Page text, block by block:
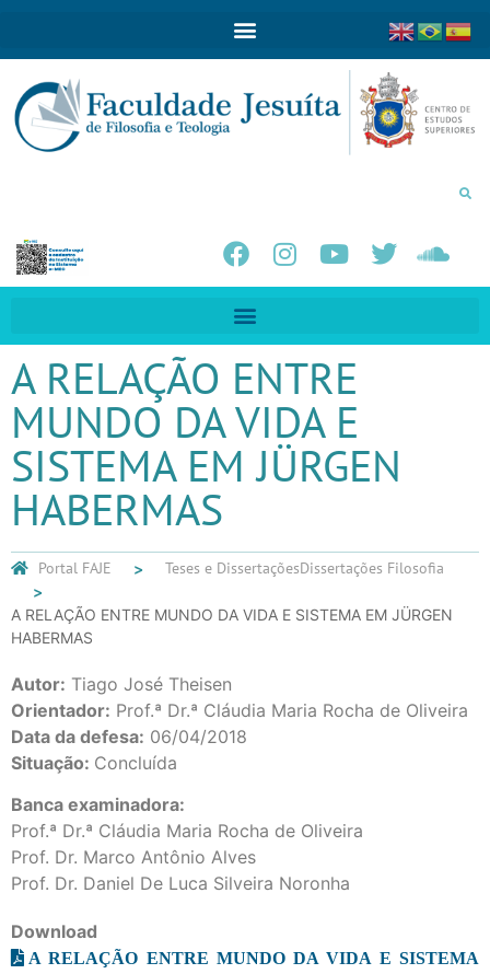
A RELAÇÃO ENTRE
MUNDO DA VIDA E
SISTEMA EM JÜRGEN
HABERMAS
Portal FAJE Teses e DissertaçõesDissertações Filosofia
A RELAÇÃO ENTRE MUNDO DA VIDA E SISTEMA EM JÜRGEN
HABERMAS
Autor: Tiago José Theisen
Orientador: Prof.ª Dr.ª Cláudia Maria Rocha de Oliveira
Data da defesa: 06/04/2018
Situação: Concluída
Banca examinadora:
Prof.ª Dr.ª Cláudia Maria Rocha de Oliveira
Prof. Dr. Marco Antônio Alves
Prof. Dr. Daniel De Luca Silveira Noronha
Download
A RELAÇÃO ENTRE MUNDO DA VIDA E SISTEMA